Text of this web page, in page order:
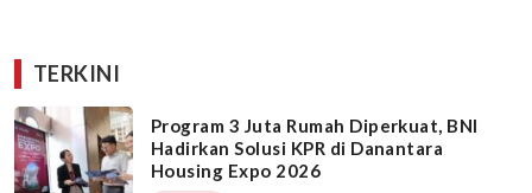
TERKINI
Program 3 Juta Rumah Diperkuat, BNI
Hadirkan Solusi KPR di Danantara
Housing Expo 2026